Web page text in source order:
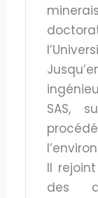
SAS,
Il
des